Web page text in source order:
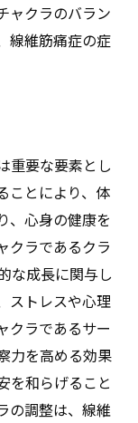
ャクラのバラン
線維筋痛症の症
重要な要素とし
ことにより、体
、心身の健康を
クラであるクラ
な成長に関与し
ストレスや心理
クラであるサー
力を高める効果
を和らげること
の調整は、線維